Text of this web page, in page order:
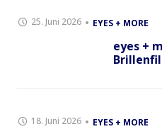
25. Juni 2026 EYES + MORE
eyes +
18. Juni 2026 EYES + MORE